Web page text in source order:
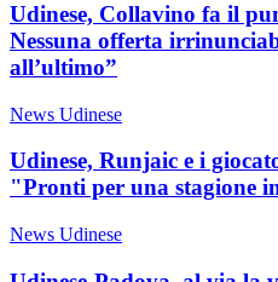
Udinese, Collavino fa il
Nessuna offerta
all’ultimo”
News Udinese
Udinese, Runjaic e i
"Pronti per una stagione
News Udinese